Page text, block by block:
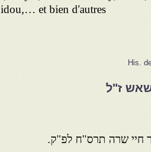
et bien d'autres
His.
ז"ל
חיי שרה תרס"ח לפ"ק.